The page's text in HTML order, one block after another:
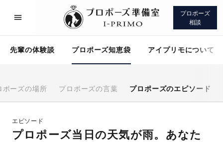
プロポーズ
相談
先輩の体験談 プロポーズ知恵袋 アイプリモについて
ポーズの場所 プロポーズの言葉 プロポーズのエピソード
エピソード
プロポーズ当日の天気が雨。あなた
プロポーズサポート 先輩の体験談